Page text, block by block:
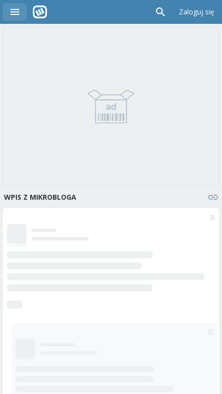
Zaloguj się
WPIS Z MIKROBLOGA